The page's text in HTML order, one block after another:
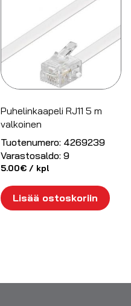
Puhelinkaapeli RJ11 5 m
valkoinen
Tuotenumero: 4269239
Varastosaldo: 9
5.00€ / kpl
Lisää ostoskoriin